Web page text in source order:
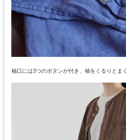
袖口には3つのボタンが付き、袖をくるりとま